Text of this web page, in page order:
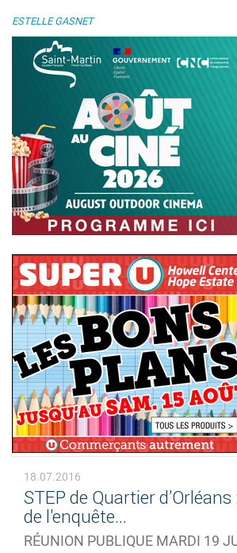
ESTELLE GASNET
18.07.2016
STEP de Quartier
de l'enquête...
RÉUNION PUBLIQUE MARDI 19